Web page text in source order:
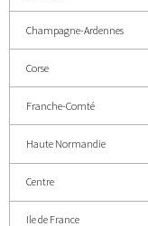
Champagne-Ardennes
Corse
Franche-Comté
Haute Normandie
Centre
Ile de France